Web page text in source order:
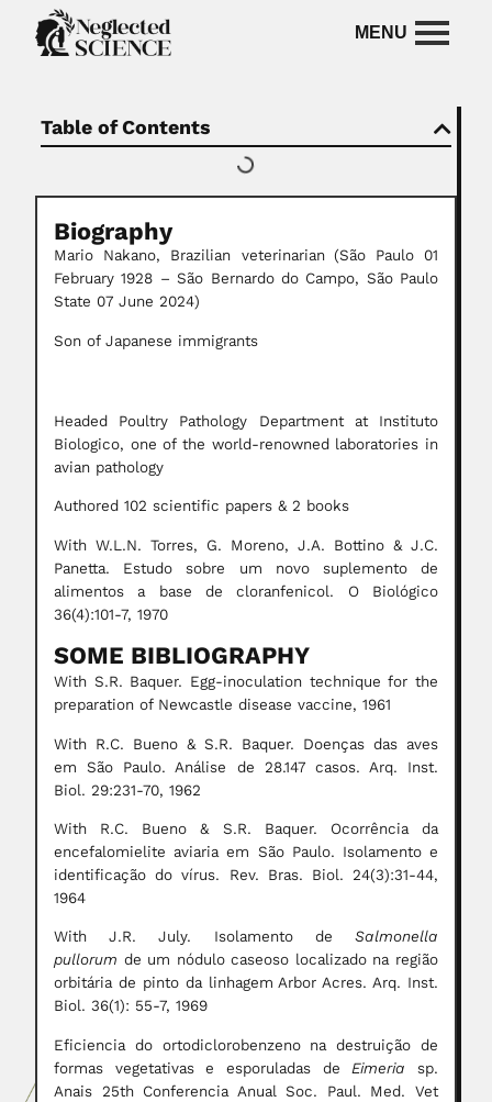
Table of Contents
Biography
Mario Nakano, Brazilian veterinarian (São Paulo 01
February 1928 – São Bernardo do Campo, São Paulo
State 07 June 2024)
Son of Japanese immigrants
Headed Poultry Pathology Department at Instituto
Biologico, one of the world-renowned laboratories in
avian pathology
Authored 102 scientific papers & 2 books
With W.L.N. Torres, G. Moreno, J.A. Bottino & J.C.
Panetta. Estudo sobre um novo suplemento de
alimentos a base de cloranfenicol. O Biológico
36(4):101-7, 1970
SOME BIBLIOGRAPHY
With S.R. Baquer. Egg-inoculation technique for the
preparation of Newcastle disease vaccine, 1961
With R.C. Bueno & S.R. Baquer. Doenças das aves
em São Paulo. Análise de 28.147 casos. Arq. Inst.
Biol. 29:231-70, 1962
With R.C. Bueno & S.R. Baquer. Ocorrência da
encefalomielite aviaria em São Paulo. Isolamento e
identificação do vírus. Rev. Bras. Biol. 24(3):31-44,
1964
With J.R. July. Isolamento de Salmonella
pullorum de um nódulo caseoso localizado na região
orbitária de pinto da linhagem Arbor Acres. Arq. Inst.
Biol. 36(1): 55-7, 1969
Eficiencia do ortodiclorobenzeno na destruição de
formas vegetativas e esporuladas deEimeria sp.
Anais 25th Conferencia Anual Soc. Paul. Med. Vet